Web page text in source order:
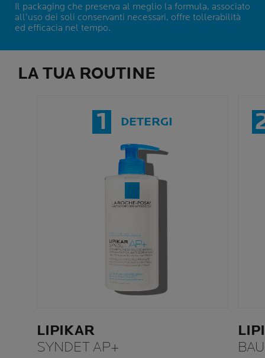
Il packaging che preserva al meglio la formula, associato
all'uso dei soli conservanti necessari, offre tollerabilità
ed efficacia nel tempo.
LA TUA ROUTINE
1 DETERGI
LIPIKAR
SYNDET AP+